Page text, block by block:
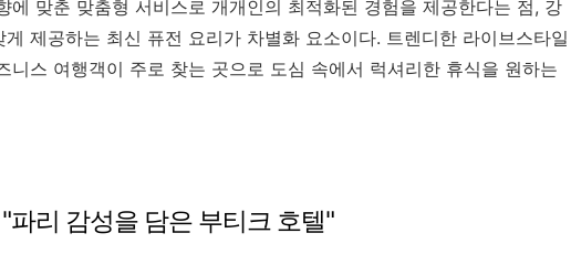
에 맞춘 맞춤형 서비스로 개개인의 최적화된 경험을 제공한다는 점, 강
제공하는 최신 퓨전 요리가 차별화 요소이다. 트렌디한 라이브스타일
니스 여행객이 주로 찾는 곳으로 도심 속에서 럭셔리한 휴식을 원하는
파리 감성을 담은 부티크 호텔"